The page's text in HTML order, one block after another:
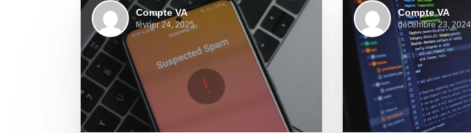
Compte VA
février 24, 2025
Compte VA
décembre 23, 2024